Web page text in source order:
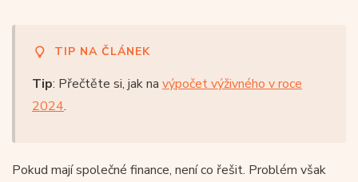
TIP NA ČLÁNEK
Tip: Přečtěte si, jak na výpočet výživného v roce
2024.
Pokud mají společné finance, není co řešit. Problém však